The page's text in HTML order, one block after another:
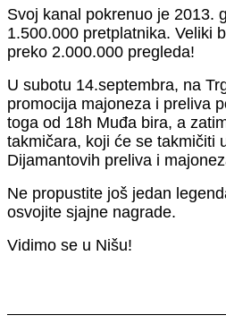
Svoj kanal pokrenuo je 2013.
1.500.000 pretplatnika. Veliki
preko 2.000.000 pregleda!
U subotu 14.septembra, na
promocija majoneza i preliva
toga od 18h Muđa bira, a
takmičara, koji će se takmičiti
Dijamantovih preliva i
Ne propustite još jedan
osvojite sjajne nagrade.
Vidimo se u Nišu!